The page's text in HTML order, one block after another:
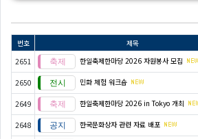
번호 제목
2651
한일축제한마당 2026 자원봉사 모집
2650 민화 체험 워크숍
2649 한일축제한마당 2026 in Tokyo 개최
2648 한국문화상자 관련 자료 배포